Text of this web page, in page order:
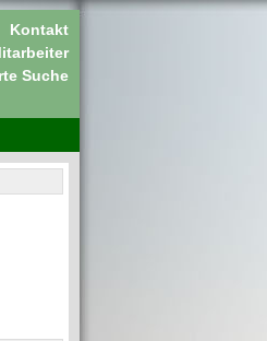
Kontakt
Suche